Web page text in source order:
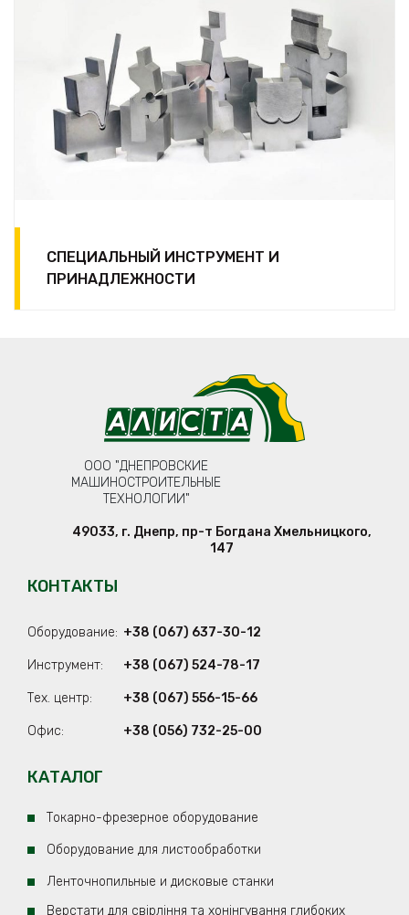
СПЕЦИАЛЬНЫЙ ИНСТРУМЕНТ И
ПРИНАДЛЕЖНОСТИ
ООО "ДНЕПРОВСКИЕ
МАШИНОСТРОИТЕЛЬНЫЕ
ТЕХНОЛОГИИ"
49033, г. Днепр, пр-т Богдана Хмельницкого,
147
КОНТАКТЫ
Оборудование: +38 (067) 637-30-12
Инструмент: +38 (067) 524-78-17
Тех. центр: +38 (067) 556-15-66
Офис: +38 (056) 732-25-00
КАТАЛОГ
Токарно-фрезерное оборудование
Оборудование для листообработки
Ленточнопильные и дисковые станки
Верстати для свірління та хонінгування глибоких